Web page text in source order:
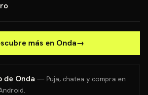
más en Onda→
de Onda — Puja, chatea y compra en